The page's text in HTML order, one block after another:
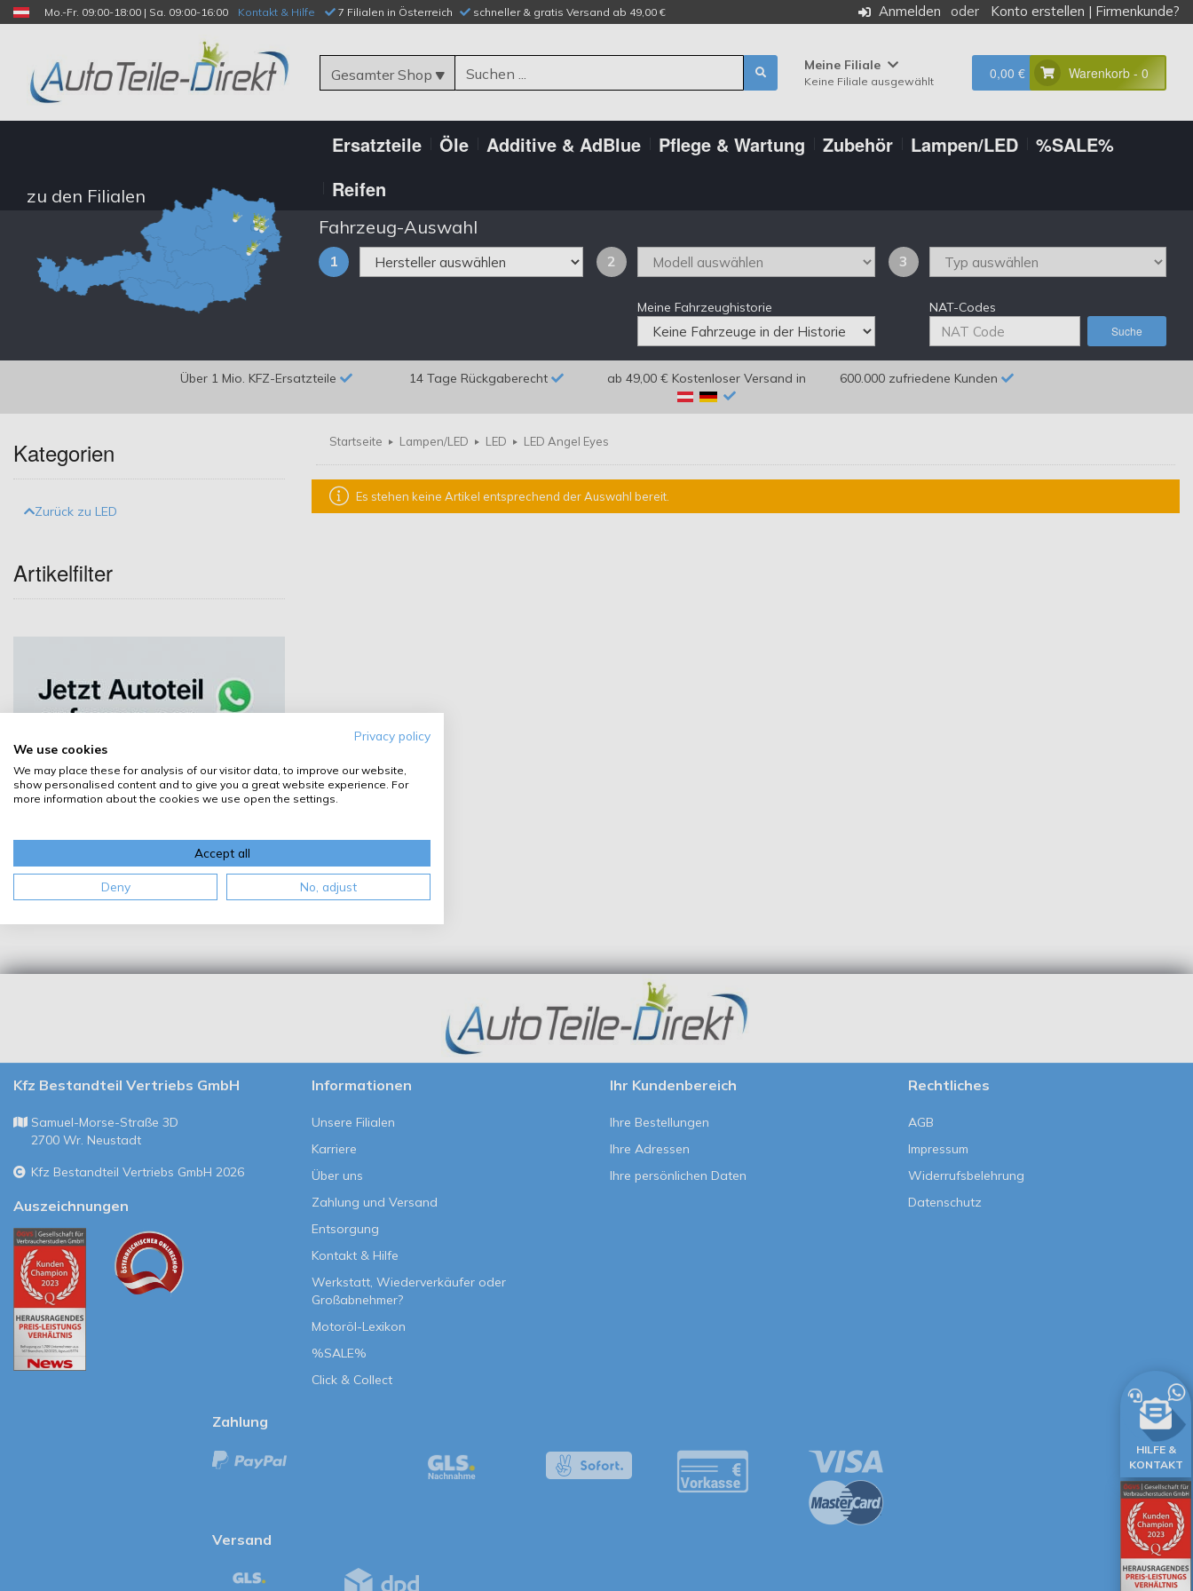
Mo.-Fr. 09:00-18:00 | Sa. 09:00-16:00 Kontakt & Hilfe 7 Filialen in Österreich schneller & gratis Versand ab 49,00 € Anmelden Konto erstellen | Firmenkunde?
Gesamter Shop
Meine Filiale
Keine Filiale ausgewählt 0,00 € Warenkorb - 0
Ersatzteile Öle Additive & AdBlue Pflege & Wartung Zubehör Lampen/LED
%SALE%
Reifen
zu den Filialen
Fahrzeug-Auswahl
1 2 3
Meine Fahrzeughistorie NAT-Codes
Suche
Über 1 Mio. KFZ-Ersatzteile 14 Tage Rückgaberecht ab 49,00 € Kostenloser Versand in 600.000 zufriedene Kunden
Startseite Lampen/LED LED LED Angel Eyes
Es stehen keine Artikel entsprechend der Auswahl bereit.
Kategorien
Zurück zu LED
Artikelfilter
Kfz Bestandteil Vertriebs GmbH
Samuel-Morse-Straße 3D
2700 Wr. Neustadt
Kfz Bestandteil Vertriebs GmbH 2026
Auszeichnungen
Informationen
Unsere Filialen
Karriere
Über uns
Zahlung und Versand
Entsorgung
Kontakt & Hilfe
Werkstatt, Wiederverkäufer oder
Großabnehmer?
Motoröl-Lexikon
%SALE%
Click & Collect
Ihr Kundenbereich
Ihre Bestellungen
Ihre Adressen
Ihre persönlichen Daten
Rechtliches
AGB
Impressum
Widerrufsbelehrung
Datenschutz
Zahlung
Versand
HILFE &
KONTAKT
Privacy policy
We use cookies
We may place these for analysis of our visitor data, to improve our website,
show personalised content and to give you a great website experience. For
more information about the cookies we use open the settings.
Accept all
Deny No, adjust